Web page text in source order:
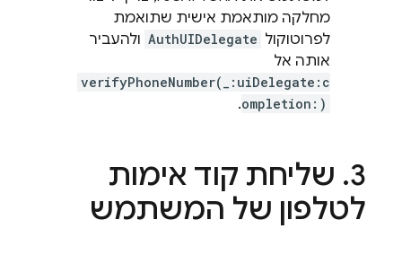
מחלקה מותאמת אישית שתואמת
לפרוטוקול AuthUIDelegate ולהעביר
אותה אל
verifyPhoneNumber(_:uiDelegate:c
ompletion:)
.
שליחת קוד אימות
לטלפון של המשתמש